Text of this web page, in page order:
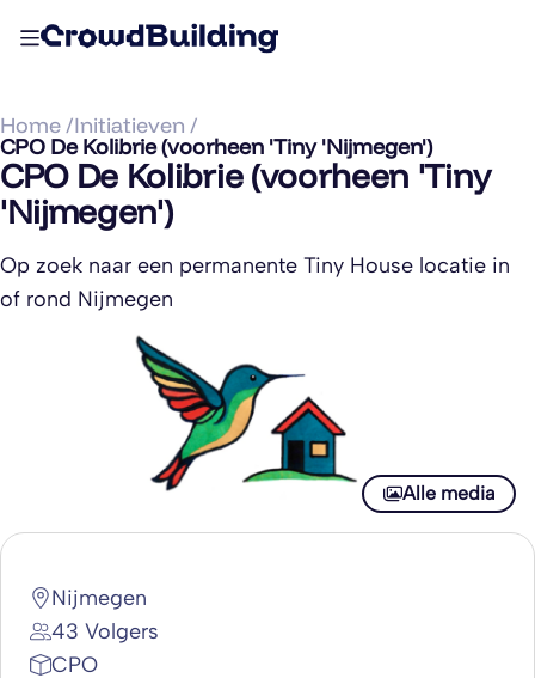
Home /Initiatieven /
CPO De Kolibrie (voorheen 'Tiny 'Nijmegen')
CPO De Kolibrie (voorheen 'Tiny
'Nijmegen')
Op zoek naar een permanente Tiny House locatie in
of rond Nijmegen
Alle media
Nijmegen
43 Volgers
CPO